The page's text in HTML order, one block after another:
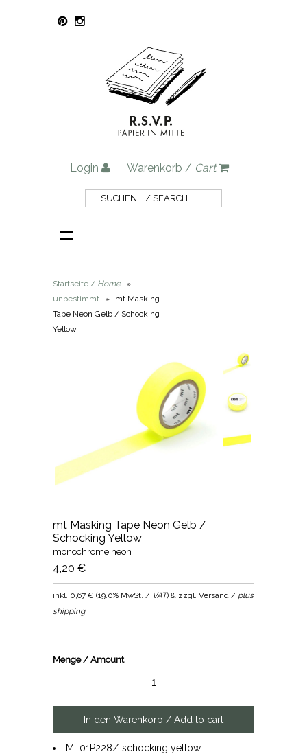
Login Warenkorb / Cart
Startseite / Home
»
unbestimmt
»
mt Masking
Tape Neon Gelb / Schocking
Yellow
mt Masking Tape Neon Gelb /
Schocking Yellow
monochrome neon
4,20 €
inkl. 0,67 € (19.0% MwSt. / VAT) & zzgl. Versand / plus
shipping
Menge / Amount
MT01P228Z schocking yellow